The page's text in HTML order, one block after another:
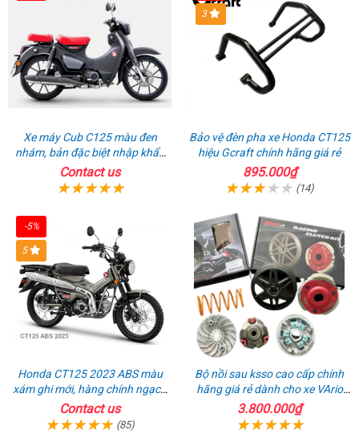
Xe máy Cub C125 màu đen
nhám, bản đặc biệt nhập khẩu
Thái lan
Contact us
3
Bảo vệ đèn pha xe Honda CT125
hiệu Gcraft chính hãng giá rẻ
895.000₫
(14)
-5%
5
Honda CT125 2023 ABS màu
xám ghi mới, hàng chính ngạch
giá tốt nhất thị trường
Contact us
(85)
Bộ nồi sau ksso cao cấp chính
hãng giá rẻ dành cho xe VArio
160
3.800.000₫